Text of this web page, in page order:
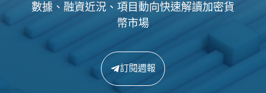
數據、融資近況、項目動向快速解讀加密貨
幣市場
訂閱週報